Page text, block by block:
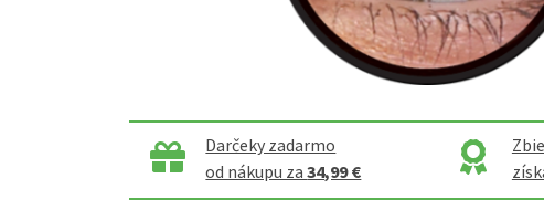
Darčeky zadarmo
od nákupu za34,99 €